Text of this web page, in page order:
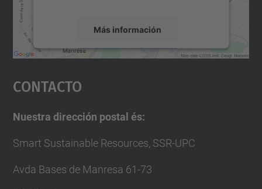
Más información
Aceptar
powered by
Contacto
Nuestra dirección postal és:
Smart Sustainable Resources, SSR-UPC
Avda Bases de Manresa 61-73